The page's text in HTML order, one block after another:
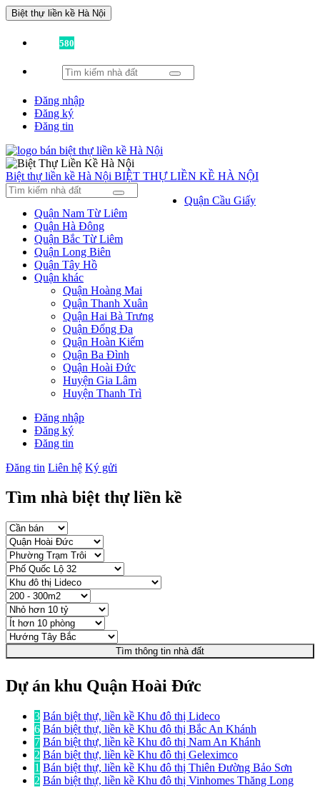
Biệt thự liền kề Hà Nội
580
Đăng nhập
Đăng ký
Đăng tin
Biệt thự liền kề Hà Nội BIỆT THỰ LIỀN KỀ HÀ NỘI
Quận Cầu Giấy
Quận Nam Từ Liêm
Quận Hà Đông
Quận Bắc Từ Liêm
Quận Long Biên
Quận Tây Hồ
Quận khác
Quận Hoàng Mai
Quận Thanh Xuân
Quận Hai Bà Trưng
Quận Đống Đa
Quận Hoàn Kiếm
Quận Ba Đình
Quận Hoài Đức
Huyện Gia Lâm
Huyện Thanh Trì
Đăng nhập
Đăng ký
Đăng tin
Đăng tin Liên hệ Ký gửi
Tìm nhà biệt thự liền kề
Tìm thông tin nhà đất
Dự án khu Quận Hoài Đức
3 Bán biệt thự, liền kề Khu đô thị Lideco
6 Bán biệt thự, liền kề Khu đô thị Bắc An Khánh
7 Bán biệt thự, liền kề Khu đô thị Nam An Khánh
2 Bán biệt thự, liền kề Khu đô thị Geleximco
1 Bán biệt thự, liền kề Khu đô thị Thiên Đường Bảo Sơn
2 Bán biệt thự, liền kề Khu đô thị Vinhomes Thăng Long